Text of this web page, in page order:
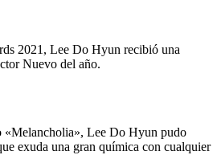
2021, Lee Do Hyun recibió una
Nuevo del año.
«Melancholia», Lee Do Hyun pudo
exuda una gran química con cualquier